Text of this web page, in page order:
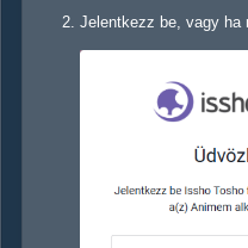
Jelentkezz be, vagy ha